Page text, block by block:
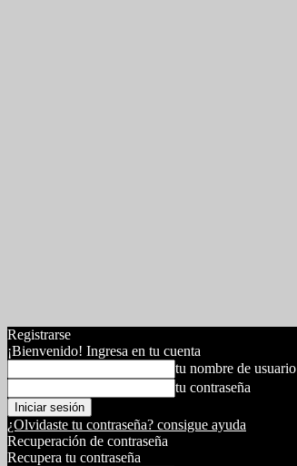
Registrarse
¡Bienvenido! Ingresa en tu cuenta
tu nombre de usuario
tu contraseña
¿Olvidaste tu contraseña? consigue ayuda
Recuperación de contraseña
Recupera tu contraseña